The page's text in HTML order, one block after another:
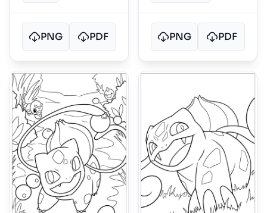
PNG PDF PNG PDF